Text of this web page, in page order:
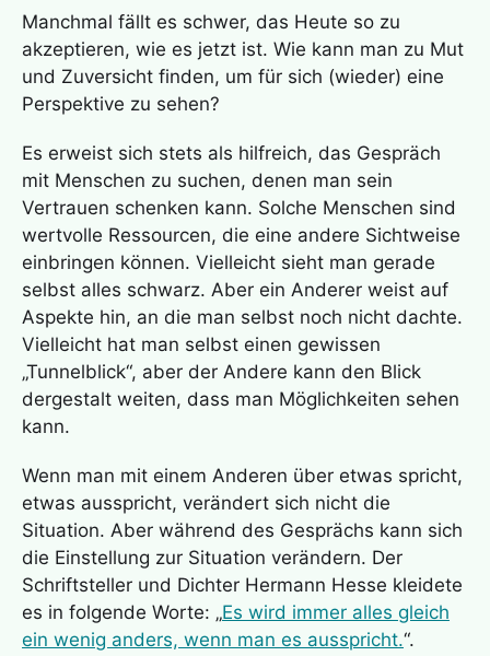
Manchmal fällt es schwer, das Heute so zu
akzeptieren, wie es jetzt ist. Wie kann man zu Mut
und Zuversicht finden, um für sich (wieder) eine
Perspektive zu sehen?
Es erweist sich stets als hilfreich, das Gespräch
mit Menschen zu suchen, denen man sein
Vertrauen schenken kann. Solche Menschen sind
wertvolle Ressourcen, die eine andere Sichtweise
einbringen können. Vielleicht sieht man gerade
selbst alles schwarz. Aber ein Anderer weist auf
Aspekte hin, an die man selbst noch nicht dachte.
Vielleicht hat man selbst einen gewissen
„Tunnelblick“, aber der Andere kann den Blick
dergestalt weiten, dass man Möglichkeiten sehen
kann.
Wenn man mit einem Anderen über etwas spricht,
etwas ausspricht, verändert sich nicht die
Situation. Aber während des Gesprächs kann sich
die Einstellung zur Situation verändern. Der
Schriftsteller und Dichter Hermann Hesse kleidete
es in folgende Worte: „Es wird immer alles gleich
ein wenig anders, wenn man es ausspricht.“.